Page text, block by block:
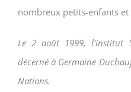
nombreux petits-enfants
Le 2 août 1999, l’institut
décerné à Germaine
Nations.